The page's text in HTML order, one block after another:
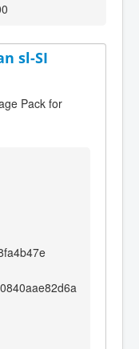
sl-SI
Pack for